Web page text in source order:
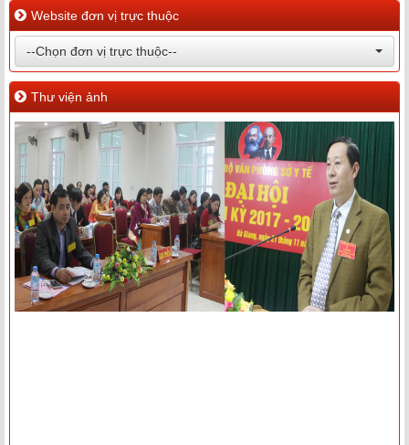
Website đơn vị trực thuộc
--Chọn đơn vị trực thuộc--
Thư viện ảnh